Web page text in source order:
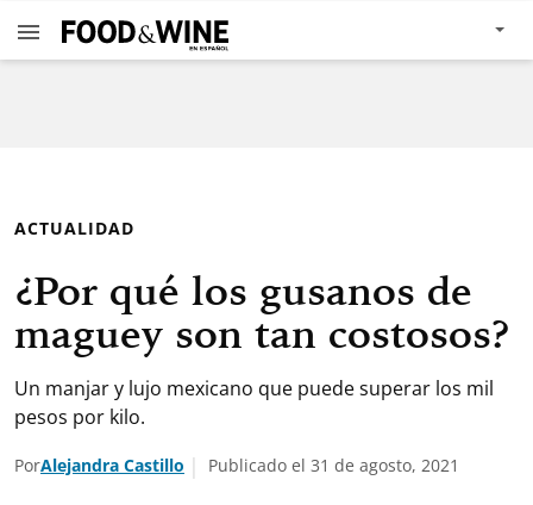
ACTUALIDAD
¿Por qué los gusanos de
maguey son tan costosos?
Un manjar y lujo mexicano que puede superar los mil
pesos por kilo.
PorAlejandra Castillo Publicado el 31 de agosto, 2021